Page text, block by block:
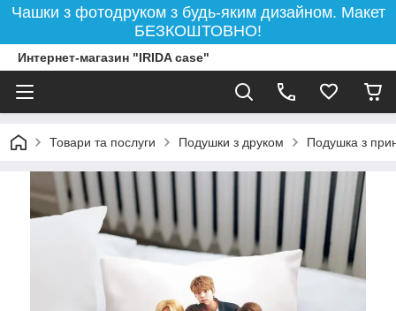
Чашки з фотодруком з будь-яким дизайном. Макет
БЕЗКОШТОВНО!
Интернет-магазин "IRIDA case"
Товари та послуги Подушки з друком Подушка з